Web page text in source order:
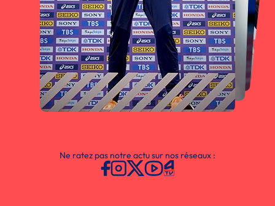
Ne ratez pas notre actu sur nos réseaux :